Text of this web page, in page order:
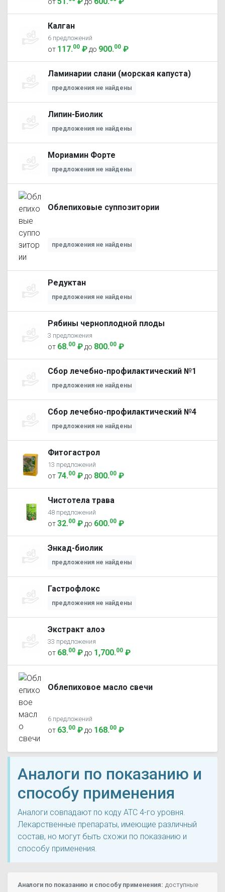
Калган
6 предложений
от 117.00 ₽ до 900.00 ₽
Ламинарии слани (морская капуста)
предложения не найдены
Липин-Биолик
предложения не найдены
Мориамин Форте
предложения не найдены
Облепиховые суппозитории
предложения не найдены
Редуктан
предложения не найдены
Рябины черноплодной плоды
3 предложения
от 68.00 ₽ до 800.00 ₽
Сбор лечебно-профилактический №1
предложения не найдены
Сбор лечебно-профилактический №4
предложения не найдены
Фитогастрол
13 предложений
от 74.00 ₽ до 800.00 ₽
Чистотела трава
48 предложений
от32.00 ₽ до 600.00 ₽
Энкад-биолик
предложения не найдены
Гастрофлокс
предложения не найдены
Экстракт алоэ
33 предложения
от 68.00 ₽ до 1,700.00 ₽
Облепиховое масло свечи
6 предложений
от 63.00 ₽ до 168.00 ₽
Аналоги по показанию и
способу применения
Аналоги совпадают по коду ATC 4-го уровня.
Лекарственные препараты, имеющие различный
состав, но могут быть схожи по показанию и
способу применения.
Аналоги по показанию и способу применения: доступные